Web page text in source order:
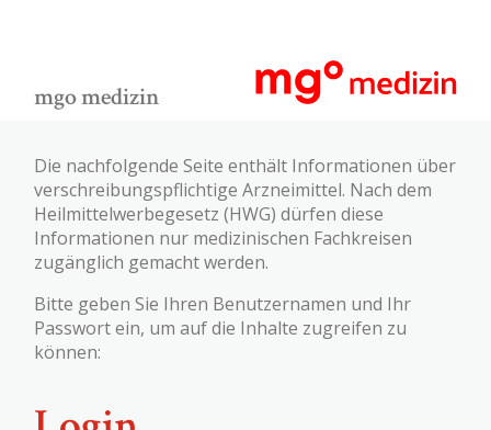
mgo medizin
Die nachfolgende Seite enthält Informationen über
verschreibungspflichtige Arzneimittel. Nach dem
Heilmittelwerbegesetz (HWG) dürfen diese
Informationen nur medizinischen Fachkreisen
zugänglich gemacht werden.
Bitte geben Sie Ihren Benutzernamen und Ihr
Passwort ein, um auf die Inhalte zugreifen zu
können: